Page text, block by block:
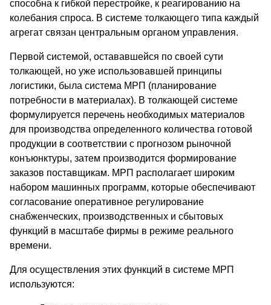
способна к гибкой перестройке, к реагированию на
колебания спроса. В системе толкающего типа каждый
агрегат связан центральным органом управления.
Первой системой, остававшейся по своей сути
толкающей, но уже использовавшей принципы
логистики, была система МРП (планирование
потребности в материалах). В толкающей системе
формулируется перечень необходимых материалов
для производства определенного количества готовой
продукции в соответствии с прогнозом рыночной
конъюнктуры, затем производится формирование
заказов поставщикам. МРП располагает широким
набором машинных программ, которые обеспечивают
согласование оперативное регулирование
снабженческих, производственных и сбытовых
функций в масштабе фирмы в режиме реального
времени.
Для осуществления этих функций в системе МРП
используются: